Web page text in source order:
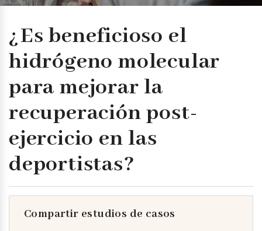
¿Es beneficioso el
hidrógeno molecular
para mejorar la
recuperación post-
ejercicio en las
deportistas?
Compartir estudios de casos